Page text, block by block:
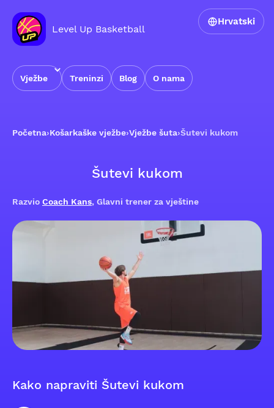
Level Up Basketball
Vježbe Treninzi Blog O nama
Hrvatski
Početna›Košarkaške vježbe›Vježbe šuta›Šutevi kukom
Šutevi kukom
Razvio Coach Kans, Glavni trener za vještine
Kako napraviti Šutevi kukom